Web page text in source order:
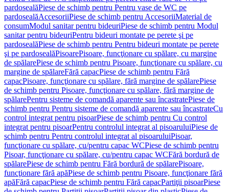
pardosealăPiese de schimb pentru Pentru vase de WC pe
pardosealăAccesoriiPiese de schimb pentru AccesoriiMaterial de
consumModul sanitar pentru bideuriPiese de schimb pentru Modul
sanitar pentru bideuriPentru bideuri montate pe perete şi pe
pardosealăPiese de schimb pentru Pentru bideuri montate pe perete
şi pe pardosealăPisoarePisoare, funcţionare cu spălare, cu margine
de spălarePiese de schimb pentru Pisoare, funcţionare cu spălare, cu
margine de spălareFără capacPiese de schimb pentru Fără
capacPisoare, funcţionare cu spălare, fără margine de spălarePiese
de schimb pentru Pisoare, funcţionare cu spălare, fără margine de
spălarePentru sisteme de comandă aparente sau încastratePiese de
schimb pentru Pentru sisteme de comandă aparente sau încastrateCu
control integrat pentru pisoarPiese de schimb pentru Cu control
integrat pentru pisoarPentru controlul integrat al pisoaruluiPiese de
schimb pentru Pentru controlul integrat al pisoaruluiPisoar,
funcţionare cu spălare, cu/pentru capac WCPiese de schimb pentru
Pisoar, funcţionare cu spălare, cu/pentru capac WCFără bordură de
spălarePiese de schimb pentru Fără bordură de spălarePisoare,
funcţionare fără apăPiese de schimb pentru Pisoare, funcţionare fără
apăFără capacPiese de schimb pentru Fără capacPartiţii pisoarPiese